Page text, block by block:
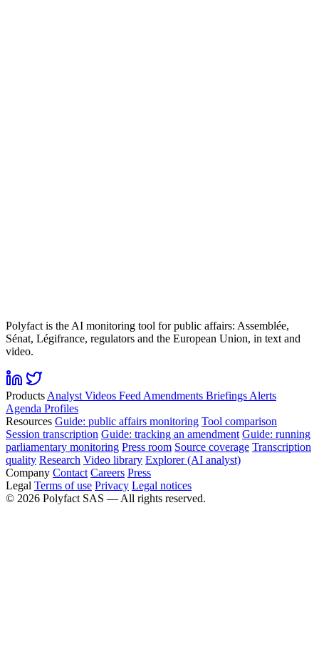
Polyfact is the AI monitoring tool for public affairs: Assemblée,
Sénat, Légifrance, regulators and the European Union, in text and
video.
Products Analyst Videos Feed Amendments Briefings Alerts
Agenda Profiles
Resources Guide: public affairs monitoring Tool comparison
Session transcription Guide: tracking an amendment Guide: running
parliamentary monitoring Press room Source coverage Transcription
quality Research Video library Explorer (AI analyst)
Company Contact Careers Press
Legal Terms of use Privacy Legal notices
© 2026 Polyfact SAS — All rights reserved.